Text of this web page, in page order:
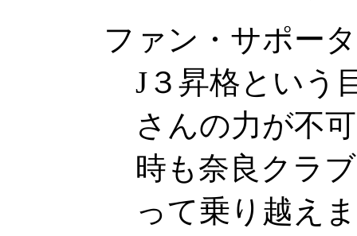
ファン・サポー
J３昇格という
さんの力が不
時も奈良クラ
って乗り越え